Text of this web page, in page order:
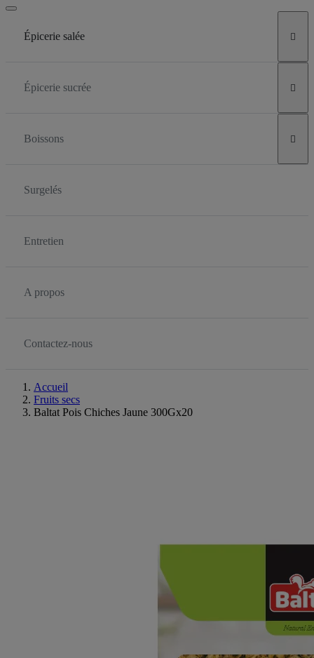
Épicerie salée 
Épicerie sucrée 
Boissons 
Surgelés
Entretien
A propos
Contactez-nous
Accueil
Fruits secs
Baltat Pois Chiches Jaune 300Gx20